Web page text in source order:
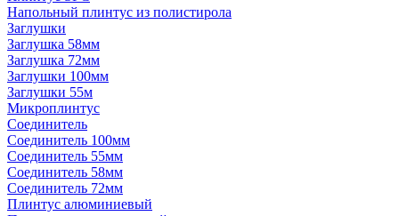
Напольный плинтус из полистирола
Заглушки
Заглушка 58мм
Заглушка 72мм
Заглушки 100мм
Заглушки 55м
Микроплинтус
Соединитель
Соединитель 100мм
Соединитель 55мм
Соединитель 58мм
Соединитель 72мм
Плинтус алюминиевый